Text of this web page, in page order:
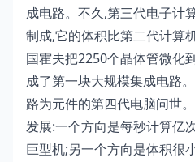
成电路。不久,第三代电子
制成,它的体积比第二代计算
国霍夫把2250个晶体管微化
成了第一块大规模集成电路
路为元件的第四代电脑问世
发展:一个方向是每秒计算亿
巨型机;另一个方向是体积很